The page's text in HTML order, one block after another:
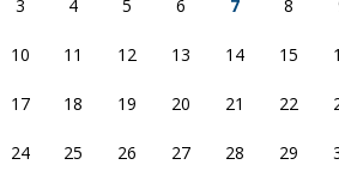
3 4 5 6 7 8
10 11 12 13 14 15
17 18 19 20 21 22
24 25 26 27 28 29